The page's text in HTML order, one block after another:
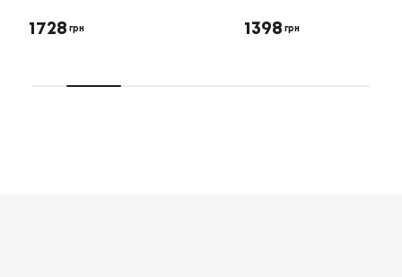
1728 грн 1398 грн